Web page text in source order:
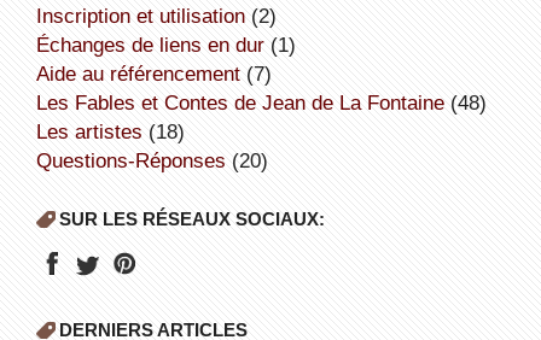
inscription et utilisation(2)
échanges de liens en dur(1)
aide au référencement(7)
Les Fables et Contes de Jean de La Fontaine(48)
Les artistes (18)
Questions-Réponses (20)
SUR LES RÉSEAUX SOCIAUX:
DERNIERS ARTICLES